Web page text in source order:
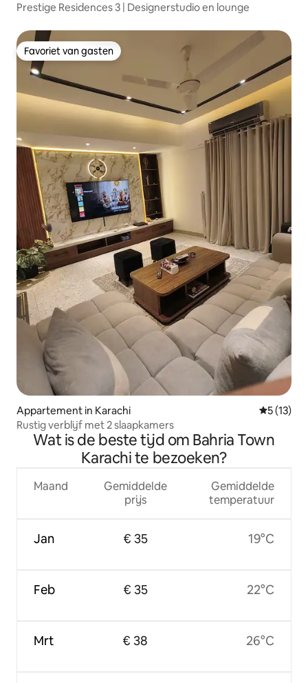
Prestige Residences 3 | Designerstudio en lounge
Favoriet van gasten
Favoriet van gasten
Appartement in Karachi
5 (13)
Rustig verblijf met 2 slaapkamers
Wat is de beste tijd om Bahria Town
Karachi te bezoeken?
Maand
Jan
Feb
Mrt
Gemiddelde
prijs
€ 35
€ 35
€ 38
Gemiddelde
temperatuur
19°C
22°C
26°C